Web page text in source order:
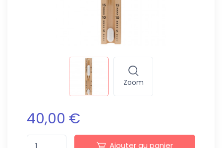
Zoom
40,00 €
Ajouter au panier